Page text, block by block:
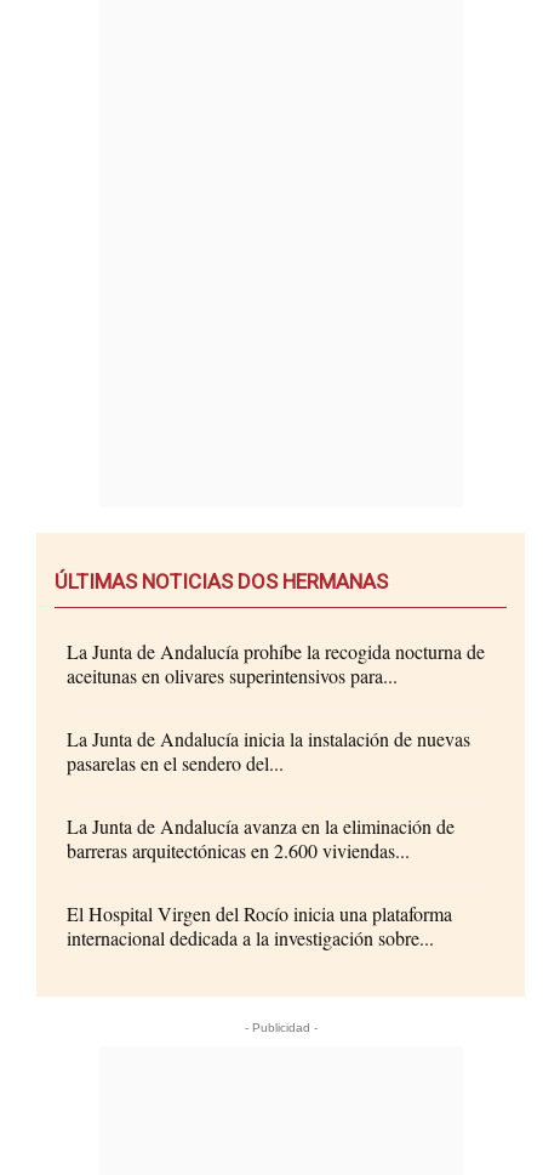
ÚLTIMAS NOTICIAS DOS HERMANAS
La Junta de Andalucía prohíbe la recogida nocturna de
aceitunas en olivares superintensivos para...
La Junta de Andalucía inicia la instalación de nuevas
pasarelas en el sendero del...
La Junta de Andalucía avanza en la eliminación de
barreras arquitectónicas en 2.600 viviendas...
El Hospital Virgen del Rocío inicia una plataforma
internacional dedicada a la investigación sobre...
- Publicidad -